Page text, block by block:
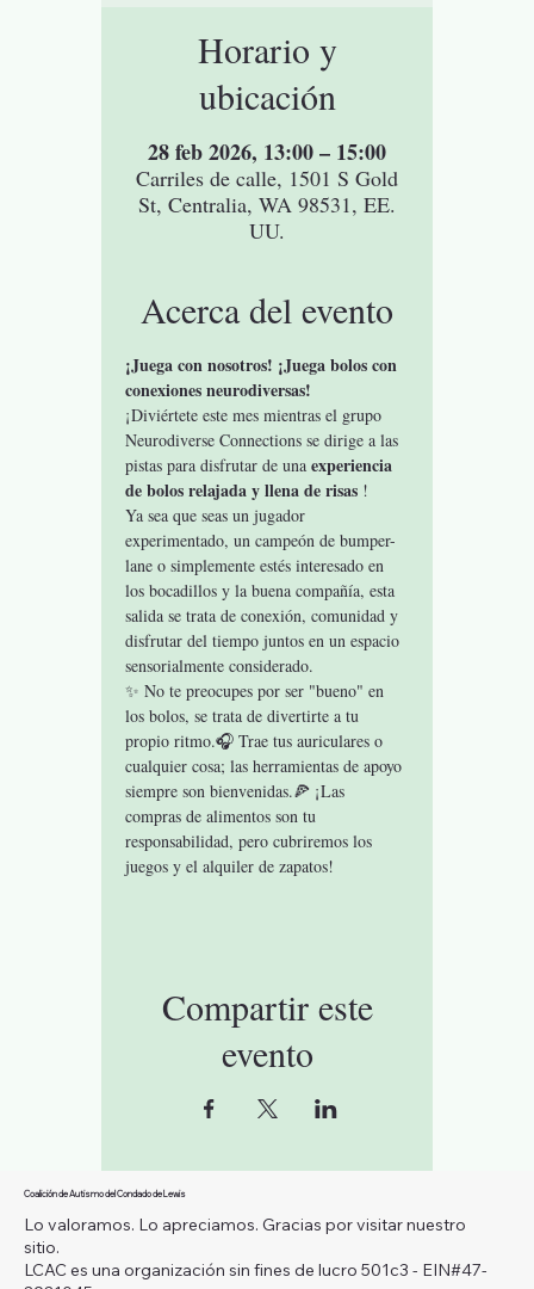
Horario y
ubicación
28 feb 2026, 13:00 – 15:00
Carriles de calle, 1501 S Gold
St, Centralia, WA 98531, EE.
UU.
Acerca del evento
¡Juega con nosotros! ¡Juega bolos con
conexiones neurodiversas!
¡Diviértete este mes mientras el grupo
Neurodiverse Connections se dirige a las
pistas para disfrutar de una experiencia
de bolos relajada y llena de risas !
Ya sea que seas un jugador
experimentado, un campeón de bumper-
lane o simplemente estés interesado en
los bocadillos y la buena compañía, esta
salida se trata de conexión, comunidad y
disfrutar del tiempo juntos en un espacio
sensorialmente considerado.
✨ No te preocupes por ser "bueno" en
los bolos, se trata de divertirte a tu
propio ritmo.🎧 Trae tus auriculares o
cualquier cosa; las herramientas de apoyo
siempre son bienvenidas.🍕 ¡Las
compras de alimentos son tu
responsabilidad, pero cubriremos los
juegos y el alquiler de zapatos!
Compartir este
evento
Coalición de Autismo del Condado de Lewis
Lo valoramos. Lo apreciamos. Gracias por visitar nuestro
sitio.
LCAC es una organización sin fines de lucro 501c3 - EIN#47-